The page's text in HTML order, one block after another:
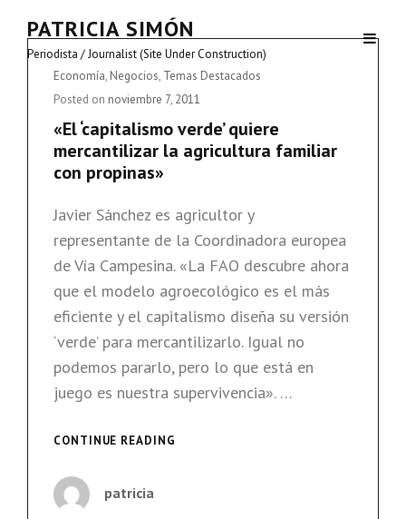
PATRICIA SIMÓN
Periodista / Journalist (Site Under Construction)
Cat
Links
Economía, Negocios, Temas Destacados
Posted on noviembre 7, 2011
«El ‘capitalismo verde’ quiere
mercantilizar la agricultura familiar
con propinas»
Javier Sánchez es agricultor y
representante de la Coordinadora europea
de Vía Campesina. «La FAO descubre ahora
que el modelo agroecológico es el más
eficiente y el capitalismo diseña su versión
‘verde’ para mercantilizarlo. Igual no
podemos pararlo, pero lo que está en
juego es nuestra supervivencia». …
CONTINUE READING
patricia